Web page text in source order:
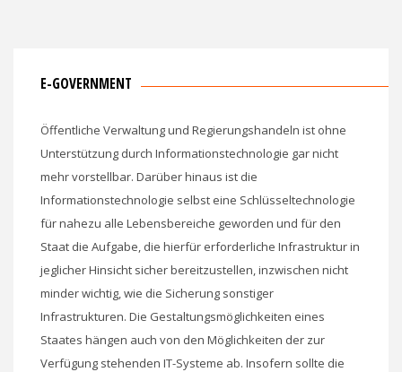
E-GOVERNMENT
Öffentliche Verwaltung und Regierungshandeln ist ohne
Unterstützung durch Informationstechnologie gar nicht
mehr vorstellbar. Darüber hinaus ist die
Informationstechnologie selbst eine Schlüsseltechnologie
für nahezu alle Lebensbereiche geworden und für den
Staat die Aufgabe, die hierfür erforderliche Infrastruktur in
jeglicher Hinsicht sicher bereitzustellen, inzwischen nicht
minder wichtig, wie die Sicherung sonstiger
Infrastrukturen. Die Gestaltungsmöglichkeiten eines
Staates hängen auch von den Möglichkeiten der zur
Verfügung stehenden IT-Systeme ab. Insofern sollte die